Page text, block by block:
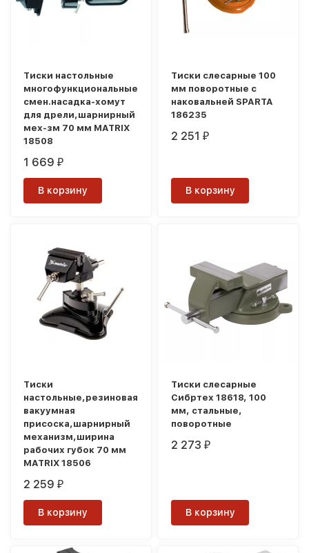
Тиски настольные
многофункциональные
смен.насадка-хомут
для дрели,шарнирный
мех-зм 70 мм MATRIX
18508
1 669 ₽
В корзину
Тиски слесарные 100
мм поворотные с
наковальней SPARTA
186235
2 251₽
В корзину
Тиски
настольные,резиновая
вакуумная
присоска,шарнирный
механизм,ширина
рабочих губок 70 мм
MATRIX 18506
2 259 ₽
В корзину
Тиски слесарные
Сибртех 18618, 100
мм, стальные,
поворотные
2 273₽
В корзину